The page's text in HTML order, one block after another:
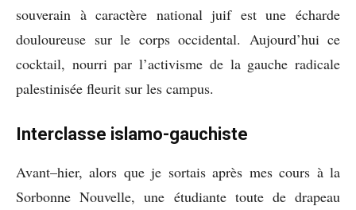
souverain à caractère national juif est une écharde
douloureuse sur le corps occidental. Aujourd’hui ce
cocktail, nourri par l’activisme de la gauche radicale
palestinisée fleurit sur les campus.
Interclasse islamo-gauchiste
Avant–hier, alors que je sortais après mes cours à la
Sorbonne Nouvelle, une étudiante toute de drapeau